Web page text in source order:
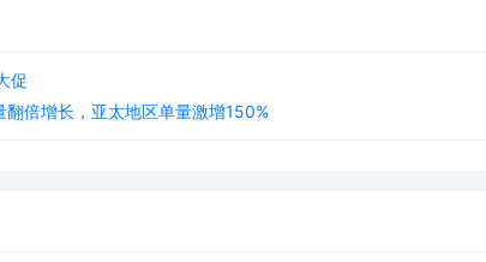
促
翻倍增长，亚太地区单量激增150%